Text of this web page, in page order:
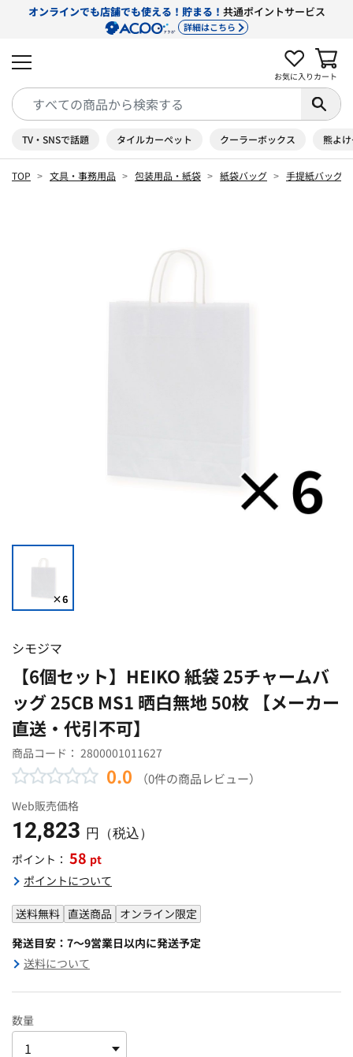
オンラインでも店舗でも使える！貯まる！ 共通ポイントサービス
詳細はこちら
お気に入り カート
TV・SNSで話題 タイルカーペット クーラーボックス 熊よ
TOP 文具・事務用品 包装用品・紙袋 紙袋バッグ 手提紙バッグ
シモジマ
【6個セット】HEIKO 紙袋 25チャームバ
ッグ 25CB MS1 晒白無地 50枚 【メーカー
直送・代引不可】
商品コード： 2800001011627
0.0 （0件の商品レビュー）
Web販売価格
12,823 円（税込）
ポイント： 58 pt
ポイントについて
送料無料 直送商品 オンライン限定
発送目安：7～9営業日以内に発送予定
送料について
数量